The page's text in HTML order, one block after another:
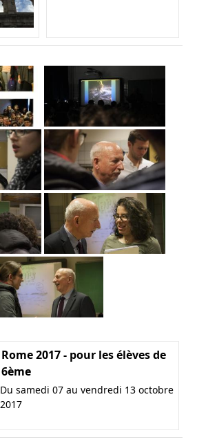
Rome 2017 - pour les élèves de
6ème
Du samedi 07 au vendredi 13 octobre
2017